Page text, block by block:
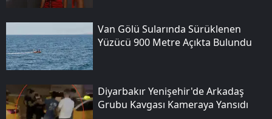
Van Gölü Sularında Sürüklenen
Yüzücü 900 Metre Açıkta Bulundu
Diyarbakır Yenişehir'de Arkadaş
Grubu Kavgası Kameraya Yansıdı